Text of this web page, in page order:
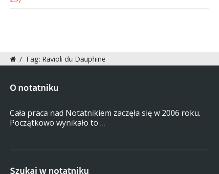
/ Tag: Ravioli du Dauphine
O notatniku
Cała praca nad Notatnikiem zaczęła się w 2006 roku.
Początkowo wynikało to …
Szukaj w notatniku